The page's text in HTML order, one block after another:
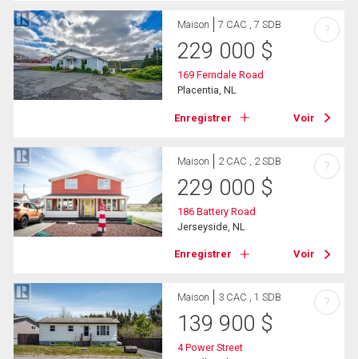
Maison 7 CAC , 7 SDB
229 000 $
169 Ferndale Road
Placentia, NL
Enregistrer Voir
?
Maison 2 CAC , 2 SDB
229 000 $
186 Battery Road
Jerseyside, NL
Enregistrer Voir
?
Maison 3 CAC , 1 SDB
139 900 $
4 Power Street
?